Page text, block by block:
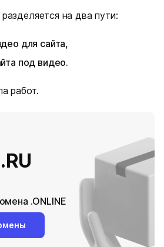
на два пути:
для сайта,
под видео.
работ.
.ONLINE